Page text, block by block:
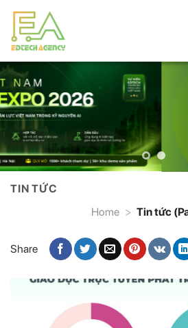
content
TIN TỨC
Home > Tin tức
Share